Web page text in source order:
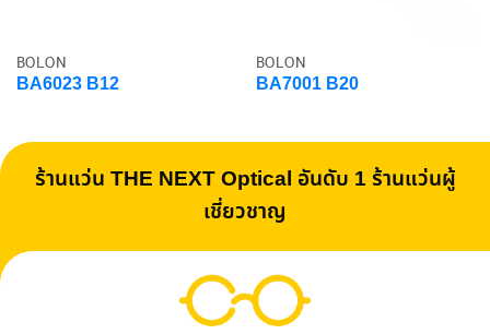
BOLON
BA6023 B12
BOLON
BA7001 B20
ร้านแว่น THE NEXT Optical อันดับ 1 ร้านแว่นผู้
เชี่ยวชาญ